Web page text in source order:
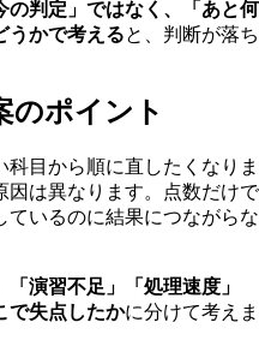
の判定」ではなく、「あと何
うかで考えると、判断が落ち
のポイント
目から順に直したくなりま
因は異なります。点数だけで
いるのに結果につながらな
「演習不足」「処理速度」
で失点したかに分けて考えま